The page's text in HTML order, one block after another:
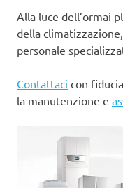
Alla luce dell’ormai
della
personale
Contattaci con
la manutenzione e